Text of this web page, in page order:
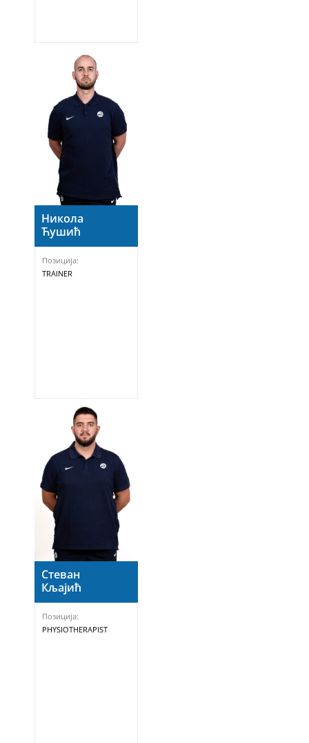
Никола
Ћушић
Позиција:
TRAINER
Стеван
Кљајић
Позиција:
PHYSIOTHERAPIST